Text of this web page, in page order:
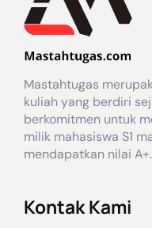
Mastahtugas
kuliah yang berdiri
berkomitmen untuk
milik mahasiswa S1
mendapatkan nilai A+.
Kontak Kami